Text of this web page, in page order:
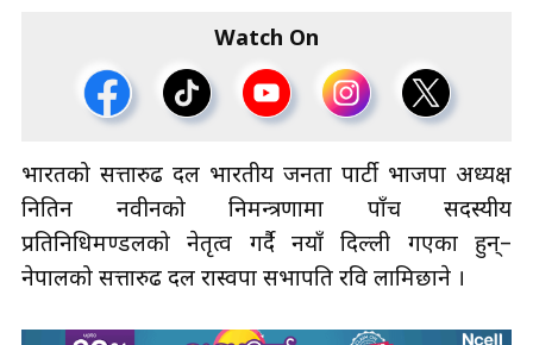
Watch On
भारतको सत्तारुढ दल भारतीय जनता पार्टी भाजपा अध्यक्ष
नितिन नवीनको निमन्त्रणामा पाँच सदस्यीय
प्रतिनिधिमण्डलको नेतृत्व गर्दै नयाँ दिल्ली गएका हुन्–
नेपालको सत्तारुढ दल रास्वपा सभापति रवि लामिछाने ।